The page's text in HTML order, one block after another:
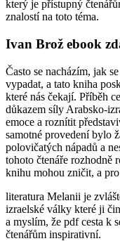
který je přístupný
znalostí na toto téma.
Ivan Brož ebook
Často se nacházím, jak
vypadat, a tato kniha
které nás čekají. Příběh
důkazem síly Arabsko-
emoce a roznítit
samotné provedení bylo
polovičatých nápadů a
tohoto čtenáře rozhodně
knihu mohou zničit, a
literatura Melanii je
izraelské války které ji
a myslím, že pdf cesta k
čtenářům inspirativní.